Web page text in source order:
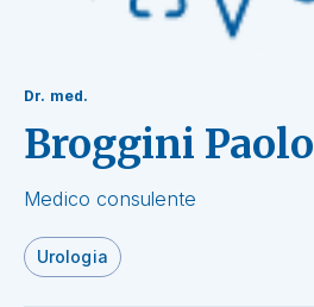
Dr. med.
Broggini Paolo
Medico consulente
Urologia